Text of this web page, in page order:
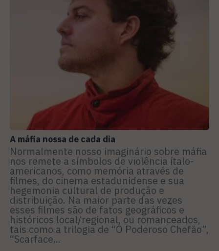
A máfia nossa de cada dia
Normalmente nosso imaginário sobre máfia
nos remete a símbolos de violência ítalo-
americanos, como memória através de
filmes, do cinema estadunidense e sua
hegemonia cultural de produção e
distribuição. Na maior parte das vezes
esses filmes são de fatos geográficos e
históricos local/regional, ou romanceados,
tais como a trilogia de “O Poderoso Chefão”,
“Scarface...